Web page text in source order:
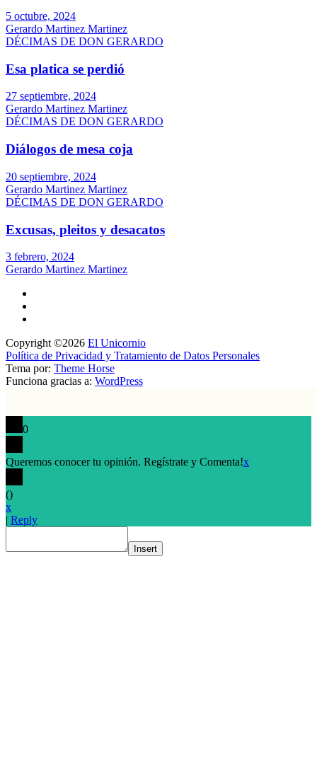
5 octubre, 2024
Gerardo Martinez Martinez
DÉCIMAS DE DON GERARDO
Esa platica se perdió
27 septiembre, 2024
Gerardo Martinez Martinez
DÉCIMAS DE DON GERARDO
Diálogos de mesa coja
20 septiembre, 2024
Gerardo Martinez Martinez
DÉCIMAS DE DON GERARDO
Excusas, pleitos y desacatos
3 febrero, 2024
Gerardo Martinez Martinez
Copyright ©2026 El Unicornio
Política de Privacidad y Tratamiento de Datos Personales
Tema por: Theme Horse
Funciona gracias a: WordPress
0
Queremos conocer tu opinión. Regístrate y Comenta!x
()
x
| Reply
Insert